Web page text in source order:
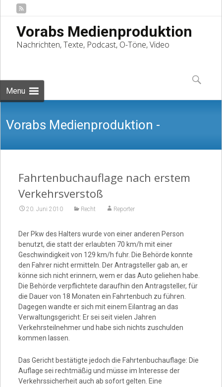
Vorabs Medienproduktion
Nachrichten, Texte, Podcast, O-Töne, Video
Menu
to
content
Suchen
nach:
Vorabs Medienproduktion -
Nachrichten, Texte, Podcast, O-Töne,
Fahrtenbuchauflage nach erstem
Verkehrsverstoß
20. Juni 2010 Recht Reporter
Der Pkw des Halters wurde von einer anderen Person
benutzt, die statt der erlaubten 70 km/h mit einer
Geschwindigkeit von 129 km/h fuhr. Die Behörde konnte
den Fahrer nicht ermitteln. Der Antragsteller gab an, er
könne sich nicht erinnern, wem er das Auto geliehen habe.
Die Behörde verpflichtete daraufhin den Antragsteller, für
die Dauer von 18 Monaten ein Fahrtenbuch zu führen.
Dagegen wandte er sich mit einem Eilantrag an das
Verwaltungsgericht: Er sei seit vielen Jahren
Verkehrsteilnehmer und habe sich nichts zuschulden
kommen lassen.
Das Gericht bestätigte jedoch die Fahrtenbuchauflage: Die
Auflage sei rechtmäßig und müsse im Interesse der
Verkehrssicherheit auch ab sofort gelten. Eine